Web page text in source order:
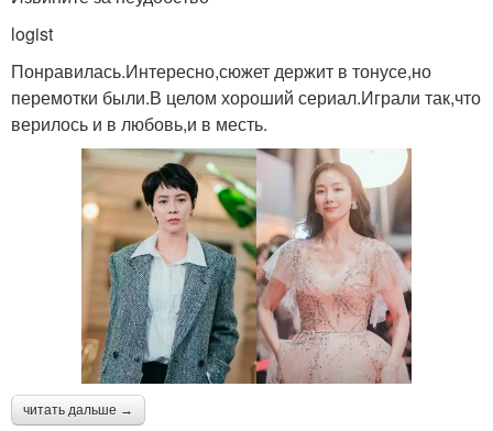
logist
Понравилась.Интересно,сюжет держит в тонусе,но
перемотки были.В целом хороший сериал.Играли так,что
верилось и в любовь,и в месть.
читать дальше →